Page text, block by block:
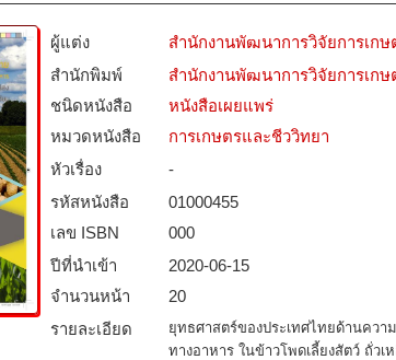
ผู้แต่ง
สำนักงานพัฒนาการวิจัยการเก
สำนักพิมพ์
สำนักงานพัฒนาการวิจัยการเก
ชนิดหนังสือ­
หนังสือเผยแพร่
หมวดหนังสือ­
การเกษตรและชีววิทยา
หัวเรื่อง
-
รหัสหนังสือ­
01000455
เลข ISBN
000
ปีที่นำเข้า
2020-06-15
จำนวนหน้า
20
รายละเอียด
ยุทธศาสตร์ของประเทศไทยด้านคว
ทางอาหาร ในข้าวโพดเลี้ยงสัตว์ ถั่วเ